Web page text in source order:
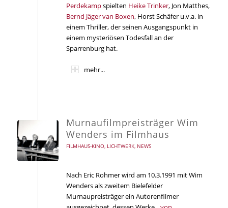
Perdekampspielten Heike Trinker, Jon Matthes,
Bernd Jäger van Boxen, Horst Schäfer u.v.a. in
einem Thriller, der seinen Ausgangspunkt in
einem mysteriösen Todesfall an der
Sparrenburg hat.
mehr...
Murnaufilmpreisträger Wim
Wenders im Filmhaus
FILMHAUS-KINO, LICHTWERK, NEWS
Nach Eric Rohmer wird am 10.3.1991 mit Wim
Wenders als zweitem Bielefelder
Murnaupreisträger ein Autorenfilmer